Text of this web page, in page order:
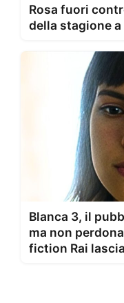
Rosa fuori
della stagione
Blanca 3, il
ma non
fiction Rai